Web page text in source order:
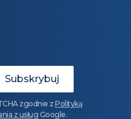
zgodnie z Polityką
z usług Google.